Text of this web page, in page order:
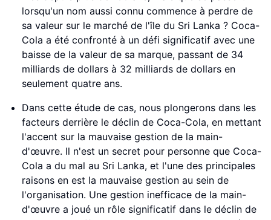
lorsqu'un nom aussi connu commence à perdre de
sa valeur sur le marché de l'île du Sri Lanka ? Coca-
Cola a été confronté à un défi significatif avec une
baisse de la valeur de sa marque, passant de 34
milliards de dollars à 32 milliards de dollars en
seulement quatre ans.
Dans cette étude de cas, nous plongerons dans les
facteurs derrière le déclin de Coca-Cola, en mettant
l'accent sur la mauvaise gestion de la main-
d'œuvre. Il n'est un secret pour personne que Coca-
Cola a du mal au Sri Lanka, et l'une des principales
raisons en est la mauvaise gestion au sein de
l'organisation. Une gestion inefficace de la main-
d'œuvre a joué un rôle significatif dans le déclin de